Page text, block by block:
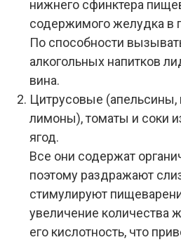
нижнего сфинктера
содержимого желудка в
По способности
алкогольных напитков
вина.
Цитрусовые (апельсины,
лимоны), томаты и соки
ягод.
Все они содержат
поэтому раздражают
стимулируют
увеличение количества
его кислотность, что